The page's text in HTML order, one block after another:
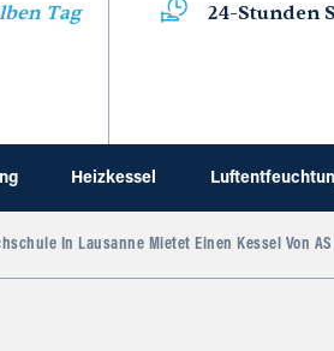
Tag 24-Stunden
Heizkessel
In Lausanne Mietet Einen Kessel Von